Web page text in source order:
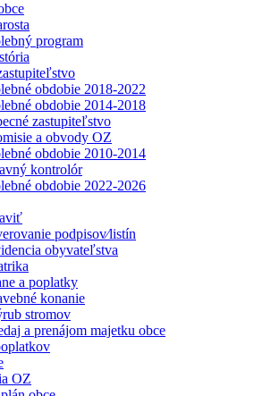
program
obdobie 2018-2022
obdobie 2014-2018
zastupiteľstvo
a obvody OZ
obdobie 2010-2014
kontrolór
obdobie 2022-2026
podpisov⁄listín
obyvateľstva
a poplatky
konanie
stromov
a prenájom majetku obce
OZ